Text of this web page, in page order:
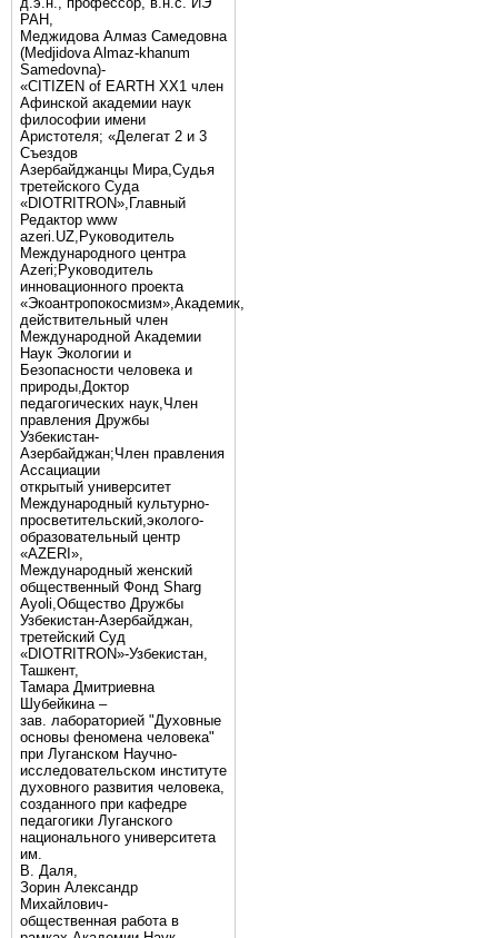
РАН,
Меджидова Алмаз Самедовна
(Medjidova Almaz-khanum
Samedovna)-
«CITIZEN of EARTH XX1 член
Афинской академии наук
философии имени
Аристотеля; «Делегат 2 и 3
Съездов
Азербайджанцы Мира,Судья
третейского Суда
«DIOTRITRON»,Главный
Редактор www
azeri.UZ,Руководитель
Международного центра
Аzeri;Руководитель
инновационного проекта
«Экоантропокосмизм»,Академик,
действительный член
Международной Академии
Наук Экологии и
Безопасности человека и
природы,Доктор
педагогических наук,Член
правления Дружбы
Узбекистан-
Азербайджан;Член правления
Ассациации
открытый университет
Международный культурно-
просветительский,эколого-
образовательный центр
«AZERI»,
Mеждународный женский
общественный Фонд Sharg
Аyoli,Общество Дружбы
Узбекистан-Азербайджан,
третейский Суд
«DIOTRITRON»-Узбекистан,
Ташкент,
Тамара Дмитриевна
Шубейкина –
зав. лабораторией "Духовные
основы феномена человека"
при Луганском Научно-
исследовательском институте
духовного развития человека,
созданного при кафедре
педагогики Луганского
национального университета
им.
В. Даля,
Зорин Александр
Михайлович-
общественная работа в